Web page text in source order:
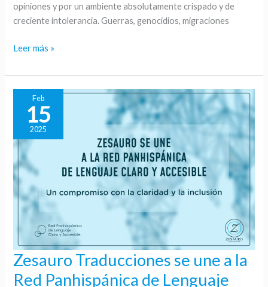
opiniones y por un ambiente absolutamente crispado y de
creciente intolerancia. Guerras, genocidios, migraciones
los
Leer más »
Feb
15
2025
Zesauro Traducciones se une a la
Red Panhispánica de Lenguaje
Zesauro
se